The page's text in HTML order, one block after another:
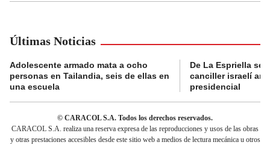
Últimas Noticias
Adolescente armado mata a ocho
personas en Tailandia, seis de ellas en
una escuela
De La Espriella se
canciller israelí
presidencial
© CARACOL S.A. Todos los derechos reservados.
CARACOL S.A. realiza una reserva expresa de las reproducciones y usos de las obras
y otras prestaciones accesibles desde este sitio web a medios de lectura mecánica u otros